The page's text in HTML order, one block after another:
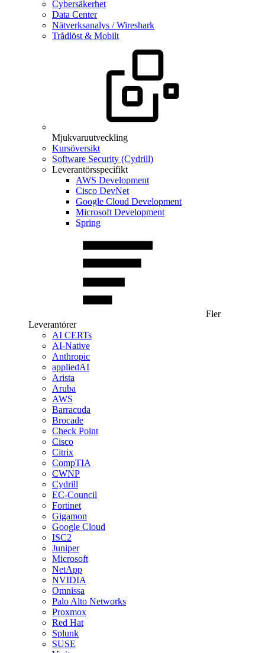
Cybersäkerhet
Data Center
Nätverksanalys / Wireshark
Trådlöst & Mobilt
Mjukvaruutveckling
Kursöversikt
Software Security (Cydrill)
Leverantörsspecifikt
AWS Development
Cisco DevNet
Google Cloud Development
Microsoft Development
Spring
Fler
Leverantörer
AI CERTs
AI-Native
Anthropic
appliedAI
Arista
Aruba
AWS
Barracuda
Brocade
Check Point
Cisco
Citrix
CompTIA
CWNP
Cydrill
EC-Council
Fortinet
Gigamon
Google Cloud
ISC2
Juniper
Microsoft
NetApp
NVIDIA
Omnissa
Palo Alto Networks
Proxmox
Red Hat
Splunk
SUSE